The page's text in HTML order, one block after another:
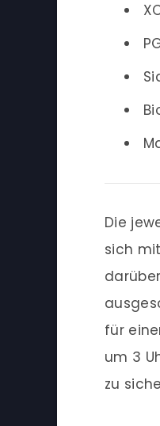
Die
sich
für
um 3
zu